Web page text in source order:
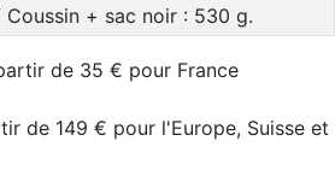
+ sac noir : 530 g.
de 35 € pour France
de 149 € pour l'Europe, Suisse et